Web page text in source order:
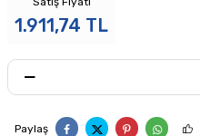
1.911,74 TL
Paylaş